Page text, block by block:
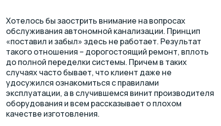
Хотелось бы заострить внимание на вопросах
обслуживания автономной канализации. Принцип
«поставил и забыл» здесь не работает. Результат
такого отношения – дорогостоящий ремонт, вплоть
до полной переделки системы. Причем в таких
случаях часто бывает, что клиент даже не
удосужился ознакомиться с правилами
эксплуатации, а в случившемся винит производителя
оборудования и всем рассказывает о плохом
качестве изготовления.